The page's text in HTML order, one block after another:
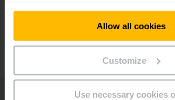
Allow all cookies
Customize
Use necessary cookies
Équipements supplémentaires